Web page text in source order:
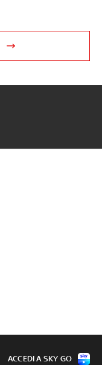
ACCEDI A SKY GO